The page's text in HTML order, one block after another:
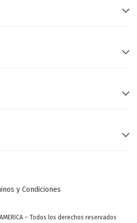
y Condiciones
– Todos los derechos reservados